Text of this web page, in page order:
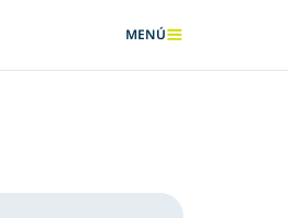
MOSTRAR
MENÚ